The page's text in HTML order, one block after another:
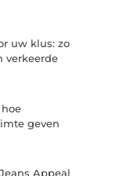
uw klus: zo
verkeerde
geven
Appeal